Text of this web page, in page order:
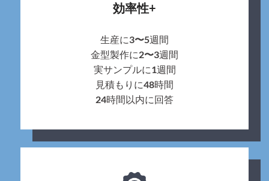
効率性+
生産に3〜5週間
金型製作に2〜3週間
実サンプルに1週間
見積もりに48時間
24時間以内に回答